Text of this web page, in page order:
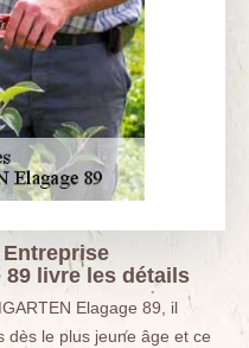
89 livre les détails
Elagage 89, il
dès le plus jeune âge et ce